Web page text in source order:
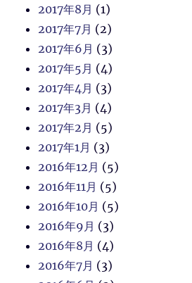
2017年8月 (1)
2017年7月 (2)
2017年6月 (3)
2017年5月 (4)
2017年4月 (3)
2017年3月 (4)
2017年2月 (5)
2017年1月 (3)
2016年12月 (5)
2016年11月 (5)
2016年10月 (5)
2016年9月 (3)
2016年8月 (4)
2016年7月 (3)